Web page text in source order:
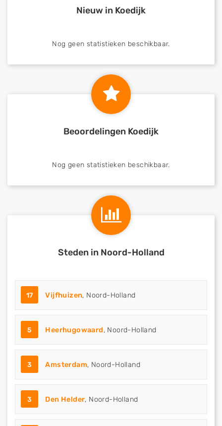
Nieuw in Koedijk
Nog geen statistieken beschikbaar.
Beoordelingen Koedijk
Nog geen statistieken beschikbaar.
Steden in Noord-Holland
17 Vijfhuizen, Noord-Holland
5 Heerhugowaard, Noord-Holland
3 Amsterdam, Noord-Holland
3 Den Helder, Noord-Holland